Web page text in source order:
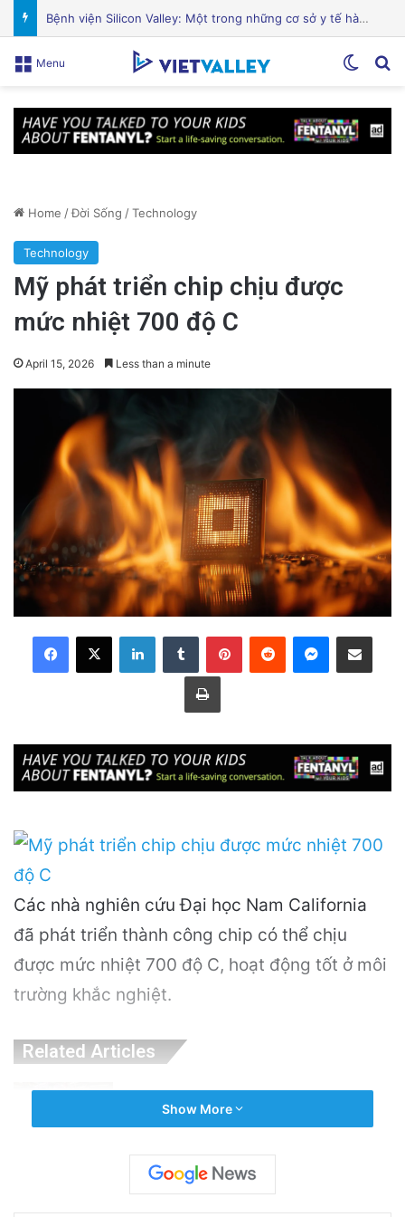
Sự Kiện Livestream Gây Chấn Động: 3 Triệu Người Theo Dõi Nguyễn Phương Hằng Tại Việt Nam!
Menu
Home /Đời Sống /Technology
Technology
Mỹ phát triển chip chịu được
mức nhiệt 700 độ C
April 15, 2026 Less than a minute
LinkedInTumblr PinterestReddit Messenger
Share via Email
Print
Các nhà nghiên cứu Đại học Nam California
đã phát triển thành công chip có thể chịu
được mức nhiệt 700 độ C, hoạt động tốt ở môi
trường khắc nghiệt.
Related Articles
Trên Thế Giới: Bước Đột Phá Trong Công
Nghệ Xây Dựng
23 hours ago
Show More